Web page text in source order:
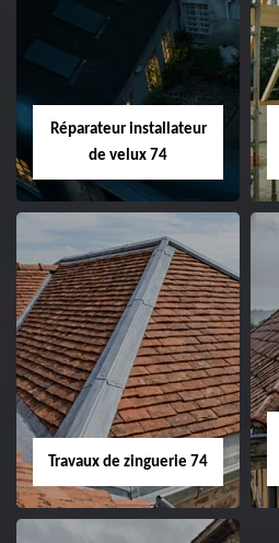
Réparateur installateur
de velux 74
Travaux de zinguerie 74